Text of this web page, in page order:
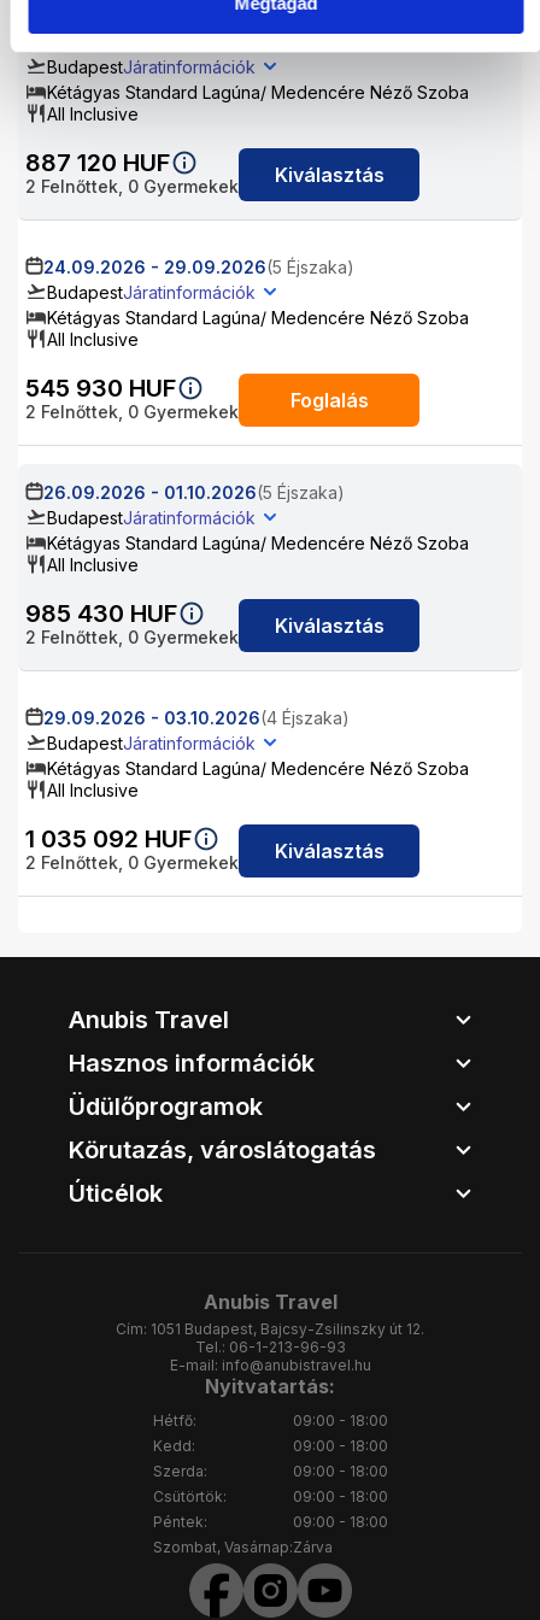
BudapestJáratinformációk
Kétágyas Standard Lagúna/ Medencére Néző Szoba
All Inclusive
887 120 HUF
2 Felnőttek, 0 Gyermekek Kiválasztás
24.09.2026 - 29.09.2026(5 Éjszaka)
BudapestJáratinformációk
Kétágyas Standard Lagúna/ Medencére Néző Szoba
All Inclusive
545 930 HUF
2 Felnőttek, 0 Gyermekek Foglalás
26.09.2026 - 01.10.2026(5 Éjszaka)
BudapestJáratinformációk
Kétágyas Standard Lagúna/ Medencére Néző Szoba
All Inclusive
985 430 HUF
2 Felnőttek, 0 Gyermekek Kiválasztás
29.09.2026 - 03.10.2026(4 Éjszaka)
BudapestJáratinformációk
Kétágyas Standard Lagúna/ Medencére Néző Szoba
All Inclusive
1 035 092 HUF
2 Felnőttek, 0 Gyermekek Kiválasztás
Anubis Travel
Hasznos információk
Üdülőprogramok
Körutazás, városlátogatás
Úticélok
Anubis Travel
Cím: 1051 Budapest, Bajcsy-Zsilinszky út 12.
Tel.: 06-1-213-96-93
E-mail: info@anubistravel.hu
Nyitvatartás:
Hétfő:
Kedd:
Szerda:
Csütörtök:
Péntek:
Szombat, Vasárnap:
09:00 - 18:00
09:00 - 18:00
09:00 - 18:00
09:00 - 18:00
09:00 - 18:00
Zárva